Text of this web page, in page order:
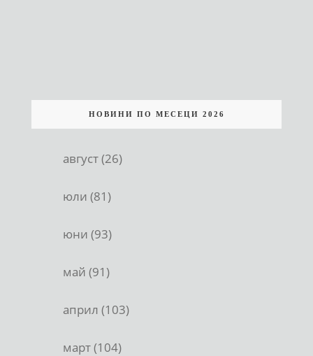
НОВИНИ ПО МЕСЕЦИ 2026
август (26)
юли (81)
юни (93)
май (91)
април (103)
март (104)